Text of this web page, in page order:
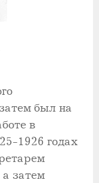
был на
в
1926 годах
а затем